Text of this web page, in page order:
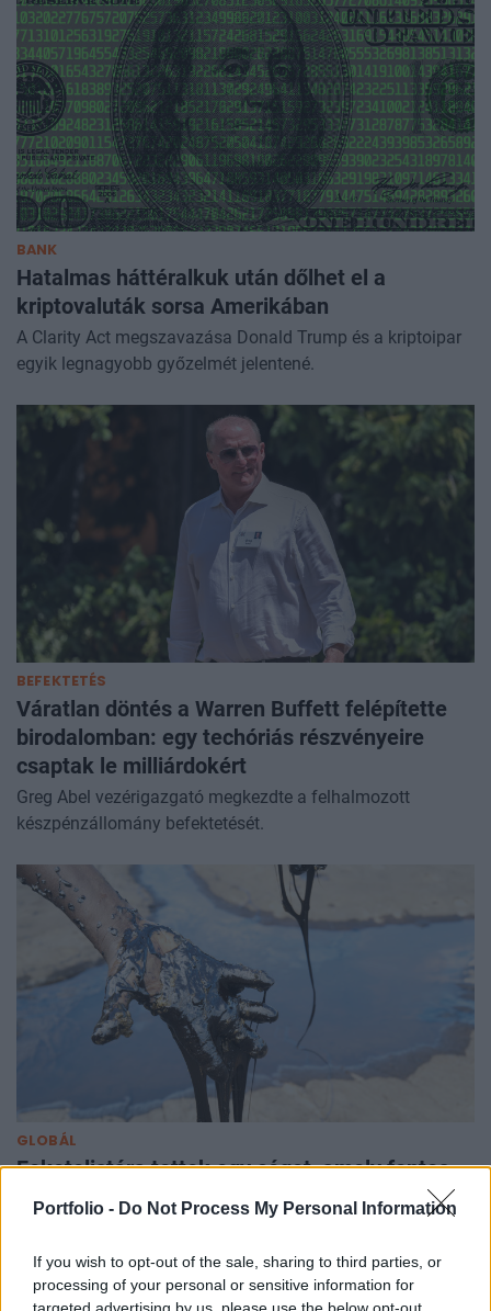
Portfolio - Do Not Process My Personal Information
If you wish to opt-out of the sale, sharing to third parties, or
processing of your personal or sensitive information for
targeted advertising by us, please use the below opt-out
BANK
Hatalmas háttéralkuk után dőlhet el a
kriptovaluták sorsa Amerikában
A Clarity Act megszavazása Donald Trump és a kriptoipar
egyik legnagyobb győzelmét jelentené.
BEFEKTETÉS
Váratlan döntés a Warren Buffett felépítette
birodalomban: egy techóriás részvényeire
csaptak le milliárdokért
Greg Abel vezérigazgató megkezdte a felhalmozott
készpénzállomány befektetését.
GLOBÁL
Feketelistára tettek egy céget, amely fontos
nyersanyagot szállított az Egyesült
Kegyvesztett lett a Venezuelában aktív olajmágnás.